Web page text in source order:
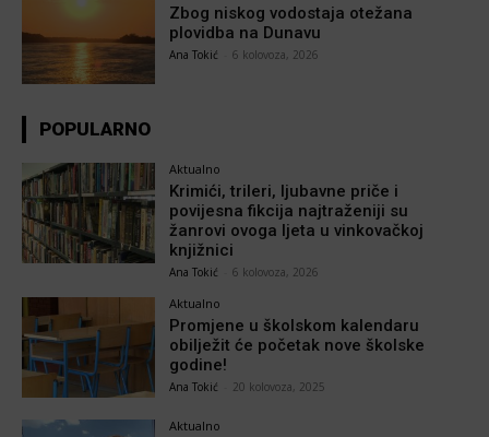
Zbog niskog vodostaja otežana
plovidba na Dunavu
Ana Tokić 6 kolovoza, 2026
POPULARNO
Aktualno
Krimići, trileri, ljubavne priče i
povijesna fikcija najtraženiji su
žanrovi ovoga ljeta u vinkovačkoj
knjižnici
Ana Tokić 6 kolovoza, 2026
Aktualno
Promjene u školskom kalendaru
obilježit će početak nove školske
godine!
Ana Tokić 20 kolovoza, 2025
Aktualno